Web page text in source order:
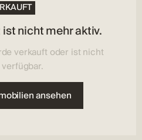
nicht mehr aktiv.
verkauft oder ist nicht
ansehen